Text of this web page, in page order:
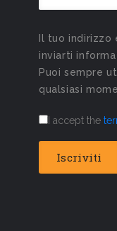
Il tuo
inviarti
Puoi sempre
qualsiasi
I accept the